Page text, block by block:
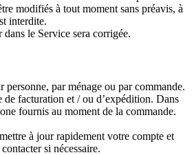
modifiés à tout moment sans préavis, à
interdite.
le Service sera corrigée.
par ménage ou par commande.
de facturation et / ou d’expédition. Dans
fournis au moment de la commande.
à jour rapidement votre compte et
si nécessaire.